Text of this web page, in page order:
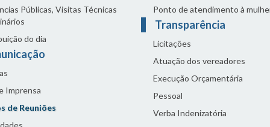
Públicas, Visitas Técnicas
do dia
Imprensa
de Reuniões
Ponto de atendimento à
Transparência
Licitações
Atuação dos vereadores
Execução Orçamentária
Pessoal
Verba Indenizatória